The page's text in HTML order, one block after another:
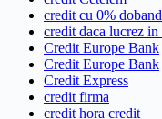
credit cu 0%
credit daca lucrez in
Credit Europe Bank
Credit Europe Bank
Credit Express
credit firma
credit hora credit